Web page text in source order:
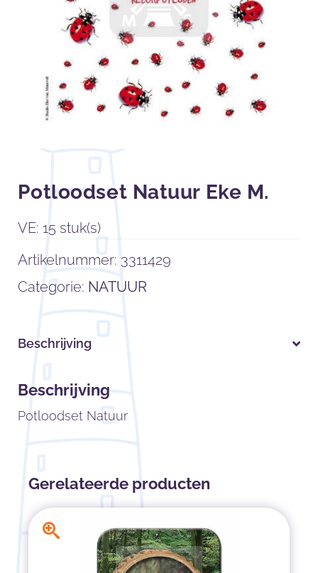
Potloodset Natuur Eke M.
VE: 15 stuk(s)
Artikelnummer: 3311429
Categorie: NATUUR
Beschrijving
Beschrijving
Potloodset Natuur
Gerelateerde producten